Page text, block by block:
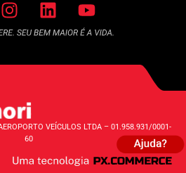
VEÍCULOS LTDA – 01.958.931/0001-
60